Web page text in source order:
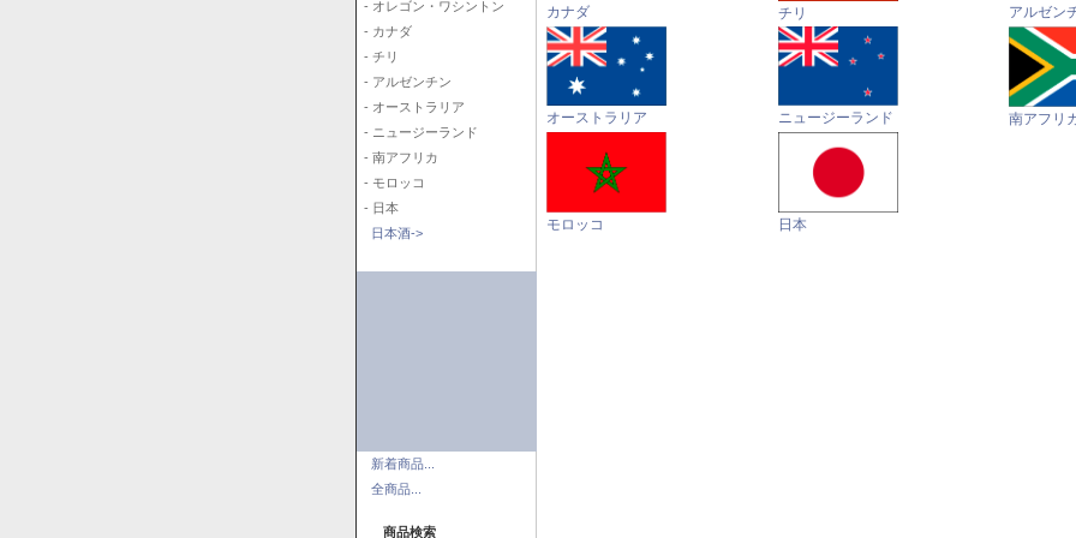
- オレゴン・ワシントン
- カナダ
- チリ
- アルゼンチン
- オーストラリア
- ニュージーランド
- 南アフリカ
- モロッコ
- 日本
日本酒->
新着商品...
全商品...
商品検索
カナダ チリ アルゼン
オーストラリア ニュージーランド 南アフリ
モロッコ 日本